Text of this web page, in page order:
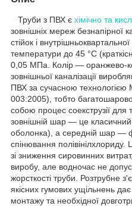
Труби з ПВХ є хімічно та
зовнішніх мереж безнапірної
стійок і
температури до 45 °C
0,05 МПа. Колір — оранжево-
зовнішньої каналізації
ПВХ за сучасною
003:2005), тобто
собою процес соекструзії для
зовнішній шар — це
оболонка), а середній шар —
спінювання
зі зниження сировинних
виробу, але водночас не
жорсткості труби. Розтрубне
якісних гумових ущільнень
монтажу та необхідної